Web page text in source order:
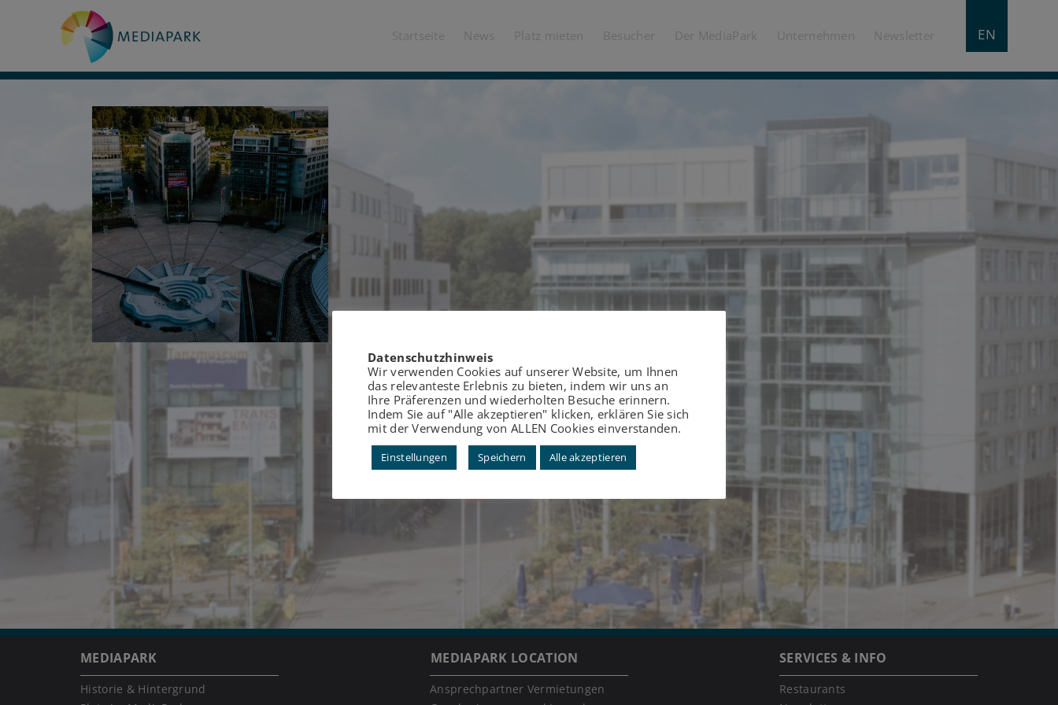
EN
Startseite News Platz mieten Besucher Der MediaPark Unternehmen Newsletter
MEDIAPARK
Historie & Hintergrund
MEDIAPARK LOCATION
Ansprechpartner Vermietungen
SERVICES & INFO
Restaurants
Datenschutzhinweis
Wir verwenden Cookies auf unserer Website, um Ihnen
das relevanteste Erlebnis zu bieten, indem wir uns an
Ihre Präferenzen und wiederholten Besuche erinnern.
Indem Sie auf "Alle akzeptieren" klicken, erklären Sie sich
mit der Verwendung von ALLEN Cookies einverstanden.
Einstellungen Speichern Alle akzeptieren